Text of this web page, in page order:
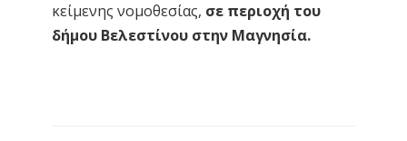
κείμενης νομοθεσίας, σε περιοχή του
δήμου Βελεστίνου στην Μαγνησία.